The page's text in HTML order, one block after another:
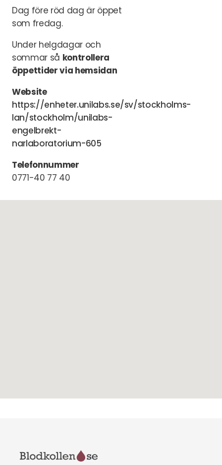
Dag före röd dag är öppet
som fredag.
Under helgdagar och
sommar så kontrollera
öppettider via hemsidan
Website
https://enheter.unilabs.se/sv/stockholms-
lan/stockholm/unilabs-
engelbrekt-
narlaboratorium-605
Telefonnummer
0771-40 77 40